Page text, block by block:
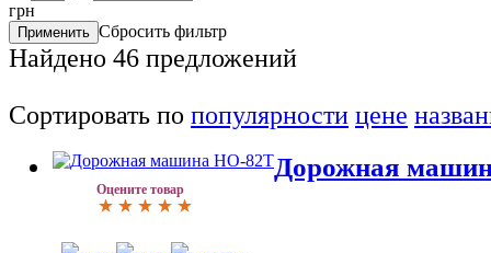
грн
Сбросить фильтр
Найдено 46 предложений
Сортировать по популярности цене
Оцените товар
Дорожная